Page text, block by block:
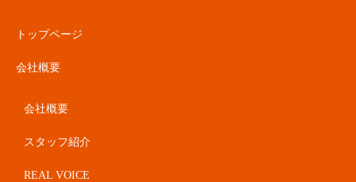
トップページ
会社概要
会社概要
スタッフ紹介
REAL VOICE